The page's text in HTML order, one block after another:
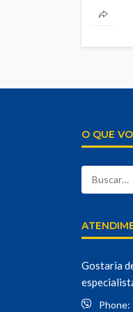
O QUE
Gostaria
Phone: